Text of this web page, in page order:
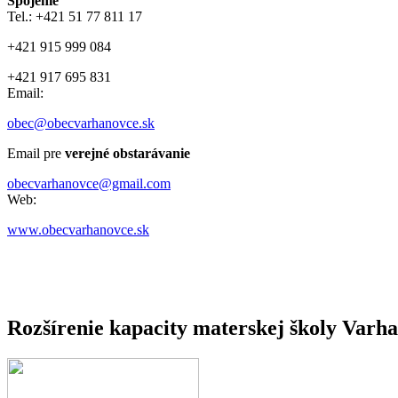
Tel.: +421 51 77 811 17
+421 915 999 084
+421 917 695 831
Email:
obec@obecvarhanovce.sk
Email pre verejné obstarávanie
obecvarhanovce@gmail.com
Web:
www.obecvarhanovce.sk
Rozšírenie kapacity materskej školy